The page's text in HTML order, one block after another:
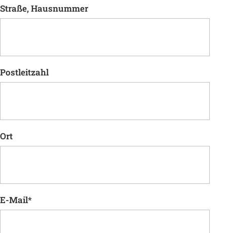
Straße, Hausnummer
Postleitzahl
Ort
E-Mail*